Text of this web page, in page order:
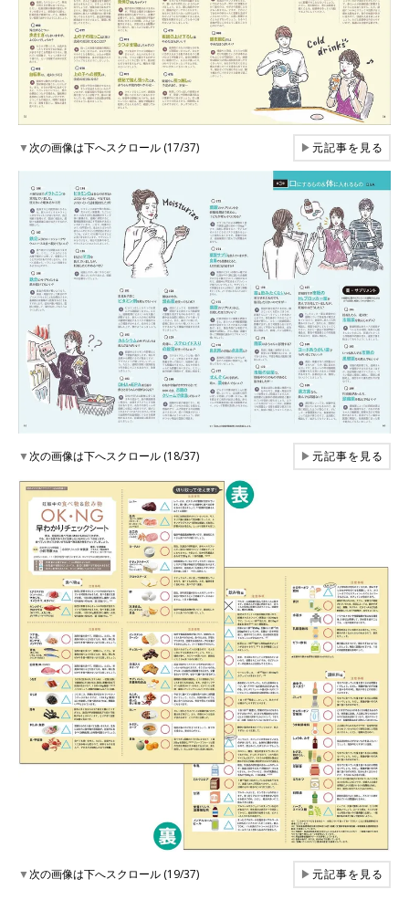
▼次の画像は下へスクロール (17/37) ▶元記事を見る
▼次の画像は下へスクロール (18/37) ▶元記事を見る
▼次の画像は下へスクロール (19/37) ▶元記事を見る